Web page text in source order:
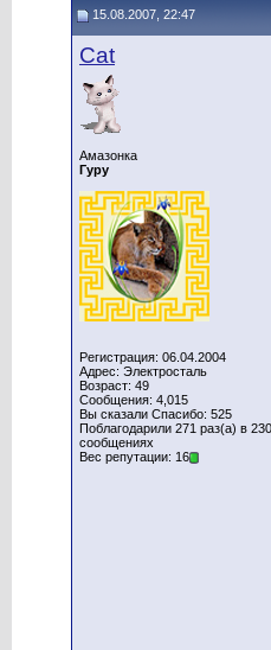
15.08.2007, 22:47
Cat
Амазонка
Гуру
Регистрация: 06.04.2004
Адрес: Электросталь
Возраст: 49
Сообщения: 4,015
Вы сказали Спасибо: 525
Поблагодарили 271 раз(а) в 230
сообщениях
Вес репутации: 16